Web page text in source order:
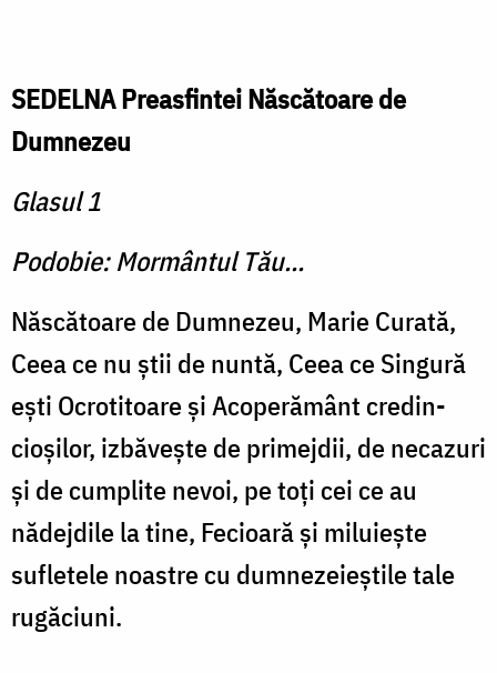
SEDELNA Preasfintei Născătoare de
Dumnezeu
Glasul 1
Podobie: Mormântul Tău...
Născătoare de Dumnezeu, Marie Curată,
Ceea ce nu ştii de nuntă, Ceea ce Singură
eşti Ocrotitoare şi Acoperământ credin­
cioşilor, izbăveşte de primej­dii, de necazuri
şi de cumplite nevoi, pe toţi cei ce au
nădejdile la tine, Fecioară şi miluieşte
sufletele noastre cu dumnezeieştile tale
rugăciuni.